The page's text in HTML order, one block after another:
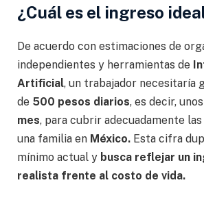
¿Cuál es el ingreso
De acuerdo con estimaciones de
independientes y herramientas de
Artificial, un trabajador necesitaría
de 500 pesos diarios, es decir, unos
mes, para cubrir adecuadamente
una familia en México. Esta cifra
mínimo actual y busca reflejar un
realista frente al costo de vida.